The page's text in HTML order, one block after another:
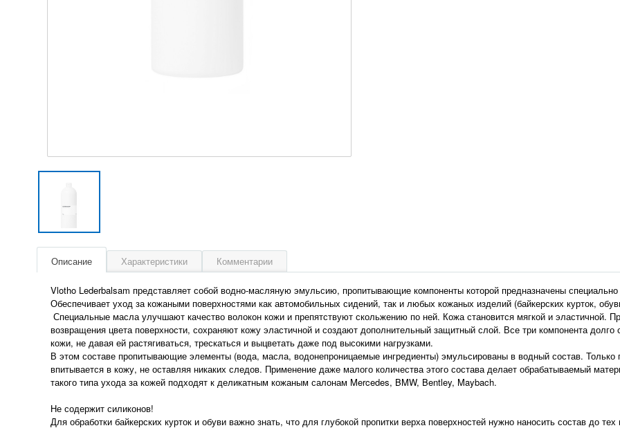
Описание Характеристики Комментарии
Vlotho Lederbalsam представляет собой водно-масляную эмульсию, пропитывающие компоненты которой предназначены
Обеспечивает уход за кожаными поверхностями как автомобильных сидений, так и любых кожаных изделий (байкерских курток,
Специальные масла улучшают качество волокон кожи и препятствуют скольжению по ней. Кожа становится мягкой и эластичной.
возвращения цвета поверхности, сохраняют кожу эластичной и создают дополнительный защитный слой. Все три компонента
кожи, не давая ей растягиваться, трескаться и выцветать даже под высокими нагрузками.
В этом составе пропитывающие элементы (вода, масла, водонепроницаемые ингредиенты) эмульсированы в водный состав. Только
впитывается в кожу, не оставляя никаких следов. Применение даже малого количества этого состава делает обрабатываемый
такого типа ухода за кожей подходят к деликатным кожаным салонам Mercedes, BMW, Bentley, Maybach.
Не содержит силиконов!
Для обработки байкерских курток и обуви важно знать, что для глубокой пропитки верха поверхностей нужно наносить состав до